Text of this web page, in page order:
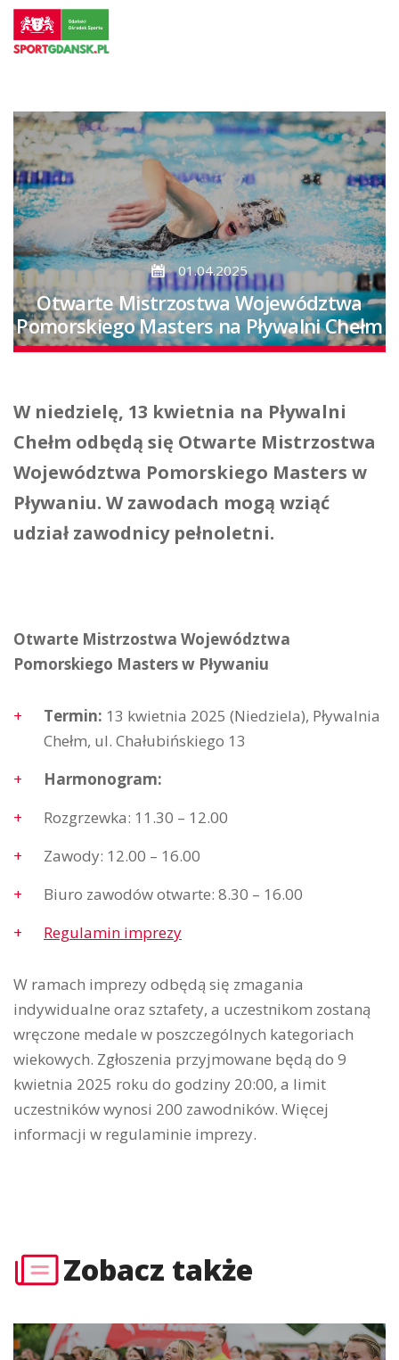
Przejdź
do
treści
Przejdź
do
01.04.2025
Otwarte Mistrzostwa Województwa
Pomorskiego Masters na Pływalni Chełm
W niedzielę, 13 kwietnia na Pływalni
Chełm odbędą się Otwarte Mistrzostwa
Województwa Pomorskiego Masters w
Pływaniu. W zawodach mogą wziąć
udział zawodnicy pełnoletni.
Otwarte Mistrzostwa Województwa
Pomorskiego Masters w Pływaniu
Termin: 13 kwietnia 2025 (Niedziela), Pływalnia
Chełm, ul. Chałubińskiego 13
Harmonogram:
Rozgrzewka: 11.30 – 12.00
Zawody: 12.00 – 16.00
Biuro zawodów otwarte: 8.30 – 16.00
Regulamin imprezy
W ramach imprezy odbędą się zmagania
indywidualne oraz sztafety, a uczestnikom zostaną
wręczone medale w poszczególnych kategoriach
wiekowych. Zgłoszenia przyjmowane będą do 9
kwietnia 2025 roku do godziny 20:00, a limit
uczestników wynosi 200 zawodników. Więcej
informacji w regulaminie imprezy.
Zobacz także